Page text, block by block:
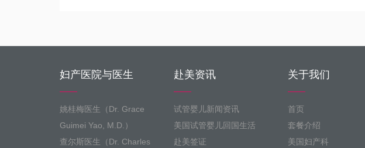
妇产医院与医生
姚桂梅医生（Dr. Grace
Guimei Yao, M.D.）
查尔斯医生（Dr. Charles
赴美资讯
试管婴儿新闻资讯
美国试管婴儿回国生活
赴美签证
关于我们
首页
套餐介绍
美国妇产科